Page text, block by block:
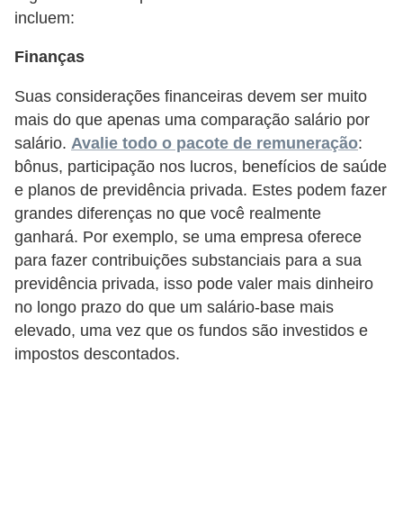
incluem:
Finanças
Suas considerações financeiras devem ser muito
mais do que apenas uma comparação salário por
salário. Avalie todo o pacote de remuneração:
bônus, participação nos lucros, benefícios de saúde
e planos de previdência privada. Estes podem fazer
grandes diferenças no que você realmente
ganhará. Por exemplo, se uma empresa oferece
para fazer contribuições substanciais para a sua
previdência privada, isso pode valer mais dinheiro
no longo prazo do que um salário-base mais
elevado, uma vez que os fundos são investidos e
impostos descontados.
o
t
a
b
a
l
h
i
s
t
e